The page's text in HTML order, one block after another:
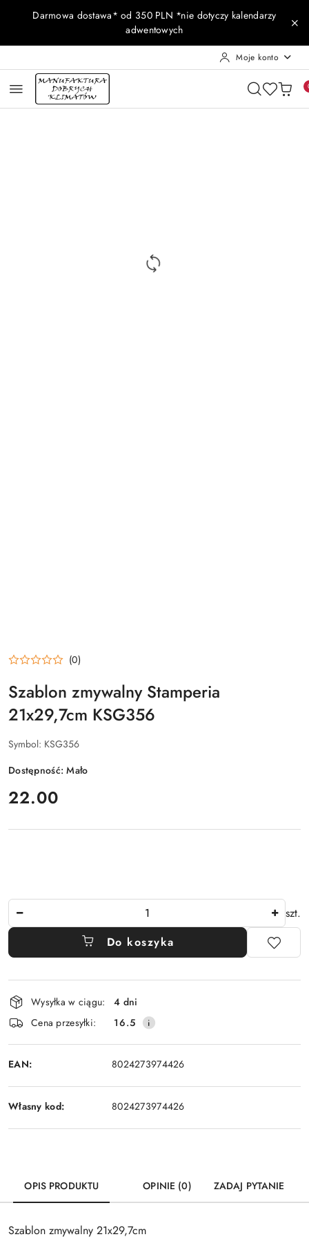
Przejdź do treści głównej
Przejdź do wyszukiwarki
Przejdź do moje konto
Przejdź do menu głównego
Przejdź do opisu produktu
Przejdź do stopki
Darmowa dostawa* od 350 PLN *nie dotyczy kalendarzy
adwentowych
Moje konto
(0)
Szablon zmywalny Stamperia
21x29,7cm KSG356
Symbol: KSG356
Dostępność:Mało
cena:
22.00
szt.
Do koszyka
Dostępność
i
dostawa
Wysyłka w ciągu:
4 dni
Cena przesyłki:
16.5
EAN: 8024273974426
Własny kod: 8024273974426
OPIS PRODUKTU OPINIE (0) ZADAJ PYTANIE
Szablon zmywalny 21x29,7cm